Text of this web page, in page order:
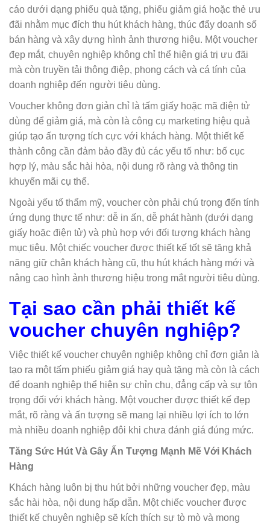
cáo dưới dạng phiếu quà tặng, phiếu giảm giá hoặc thẻ ưu
đãi nhằm mục đích thu hút khách hàng, thúc đẩy doanh số
bán hàng và xây dựng hình ảnh thương hiệu. Một voucher
đẹp mắt, chuyên nghiệp không chỉ thể hiện giá trị ưu đãi
mà còn truyền tải thông điệp, phong cách và cá tính của
doanh nghiệp đến người tiêu dùng.
Voucher không đơn giản chỉ là tấm giấy hoặc mã điện tử
dùng để giảm giá, mà còn là công cụ marketing hiệu quả
giúp tạo ấn tượng tích cực với khách hàng. Một thiết kế
thành công cần đảm bảo đầy đủ các yếu tố như: bố cục
hợp lý, màu sắc hài hòa, nội dung rõ ràng và thông tin
khuyến mãi cụ thể.
Ngoài yếu tố thẩm mỹ, voucher còn phải chú trọng đến tính
ứng dụng thực tế như: dễ in ấn, dễ phát hành (dưới dạng
giấy hoặc điện tử) và phù hợp với đối tượng khách hàng
mục tiêu. Một chiếc voucher được thiết kế tốt sẽ tăng khả
năng giữ chân khách hàng cũ, thu hút khách hàng mới và
nâng cao hình ảnh thương hiệu trong mắt người tiêu dùng.
Tại sao cần phải thiết kế
voucher chuyên nghiệp?
Việc thiết kế voucher chuyên nghiệp không chỉ đơn giản là
tạo ra một tấm phiếu giảm giá hay quà tặng mà còn là cách
để doanh nghiệp thể hiện sự chỉn chu, đẳng cấp và sự tôn
trọng đối với khách hàng. Một voucher được thiết kế đẹp
mắt, rõ ràng và ấn tượng sẽ mang lại nhiều lợi ích to lớn
mà nhiều doanh nghiệp đôi khi chưa đánh giá đúng mức.
Tăng Sức Hút Và Gây Ấn Tượng Mạnh Mẽ Với Khách
Hàng
Khách hàng luôn bị thu hút bởi những voucher đẹp, màu
sắc hài hòa, nội dung hấp dẫn. Một chiếc voucher được
thiết kế chuyên nghiệp sẽ kích thích sự tò mò và mong